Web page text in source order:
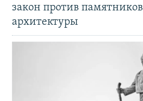
закон против памятников
архитектуры